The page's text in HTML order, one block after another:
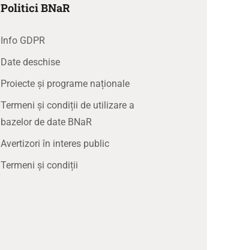
Politici BNaR
Info GDPR
Date deschise
Proiecte și programe naționale
Termeni și condiții de utilizare a
bazelor de date BNaR
Avertizori în interes public
Termeni și condiții